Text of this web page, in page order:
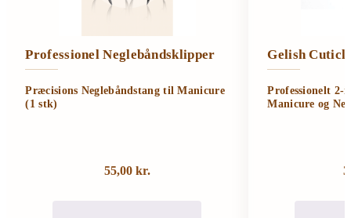
Professionel Neglebåndsklipper
Præcisions Neglebåndstang til Manicure
(1 stk)
55,00 kr.
Gelish
Professionelt
Manicure og